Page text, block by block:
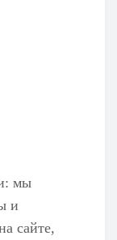
мы
и
сайте,